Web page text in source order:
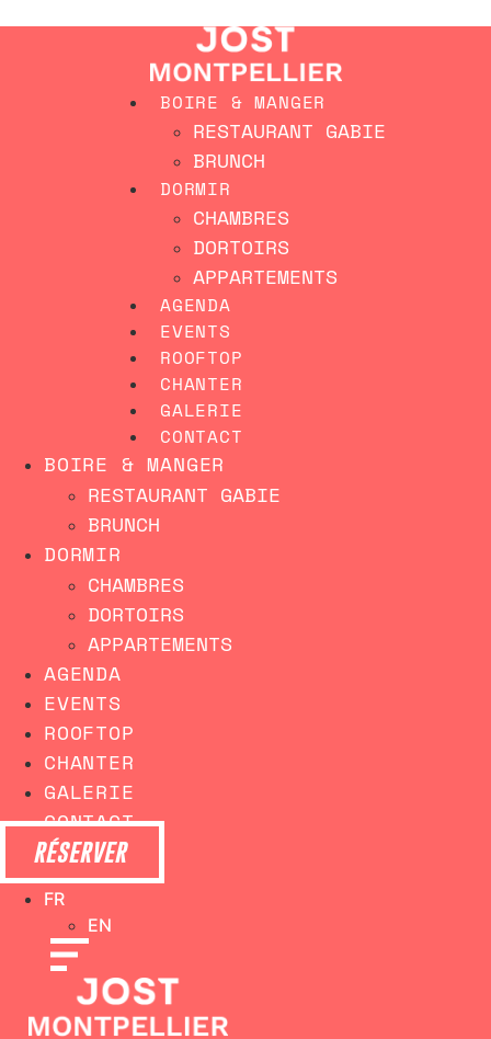
BOIRE & MANGER
RESTAURANT GABIE
BRUNCH
DORMIR
CHAMBRES
DORTOIRS
APPARTEMENTS
AGENDA
EVENTS
ROOFTOP
CHANTER
GALERIE
CONTACT
BOIRE & MANGER
RESTAURANT GABIE
BRUNCH
DORMIR
CHAMBRES
DORTOIRS
APPARTEMENTS
AGENDA
EVENTS
ROOFTOP
CHANTER
GALERIE
CONTACT
RÉSERVER
FR
EN